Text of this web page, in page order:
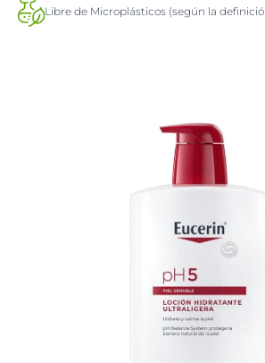
Libre de Microplásticos (según la